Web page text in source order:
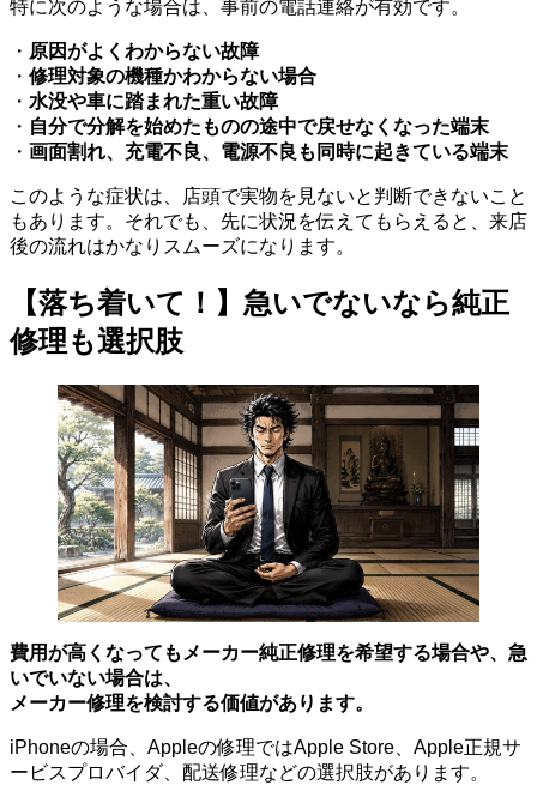
特に次のような場合は、事前の電話連絡が有効です。
・ 原因がよくわからない故障
・ 修理対象の機種かわからない場合
・ 水没や車に踏まれた重い故障
・ 自分で分解を始めたものの途中で戻せなくなった端末
・ 画面割れ、充電不良、電源不良も同時に起きている端末
このような症状は、店頭で実物を見ないと判断できないこと
もあります。それでも、先に状況を伝えてもらえると、来店
後の流れはかなりスムーズになります。
【落ち着いて！】急いでないなら純正
修理も選択肢
費用が高くなってもメーカー純正修理を希望する場合や、急
いでいない場合は、
メーカー修理を検討する価値があります。
iPhoneの場合、Appleの修理ではApple Store、Apple正規サ
ービスプロバイダ、配送修理などの選択肢があります。